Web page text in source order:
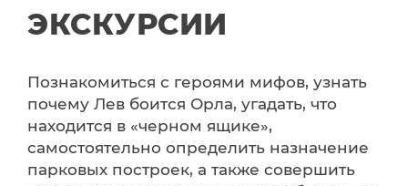
ЭКСКУРСИИ
Познакомиться с героями мифов, узнать
почему Лев боится Орла, угадать, что
находится в «черном ящике»,
самостоятельно определить назначение
парковых построек, а также совершить